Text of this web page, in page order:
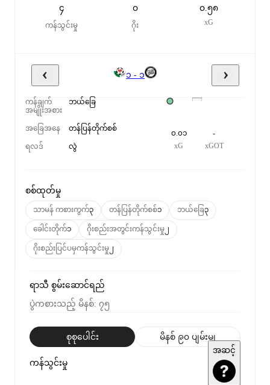
၄
ကန်သွင်းမှု
၀
ဂိုး
၀.၅၈
xG
၁ - ၁
ကန်ချက်
အမျိုးအစား
ဘယ်ခြေ
အခြေအနေ တန်ပြန်တိုက်စစ်
ရလဒ် လွဲ
၀.၀၁
xG
-
xGOT
စစ်ထုတ်မှု
သာမန် ကစားကွက်၃ တန်ပြန်တိုက်စစ်၁ ဘယ်ခြေ၃
ခေါင်းတိုက်၁ ဂိုးစည်းအတွင်းကန်သွင်းမှု ၂
ဂိုးစည်းပြင်ပမှကန်သွင်းမှု ၂
ရာသီ စွမ်းဆောင်ရည်
ပွဲကစားသည့် မိနစ်: ၇၅
စုစုပေါင်း မိနစ် ၉၀ ပျမ်းမျှ
ကန်သွင်းမှု
အဆင့်